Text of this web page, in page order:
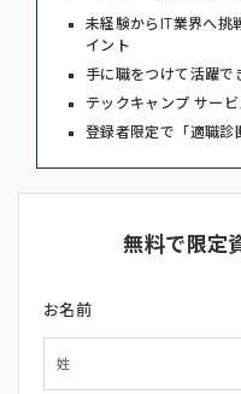
未経験からIT業界へ挑
イント
手に職をつけて活躍で
テックキャンプ サー
登録者限定で「適職診
無料で限定
お名前